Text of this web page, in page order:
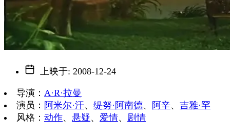
上映于: 2008-12-24
导演 ： A·R·拉曼
演员 ： 阿米尔·汗、 缇努·阿南德、 阿辛、 吉雅·罕
风格 ： 动作、 悬疑、 爱情、 剧情